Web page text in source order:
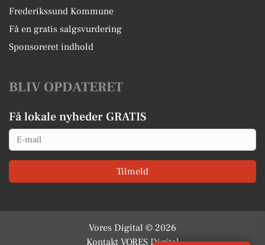
Frederikssund Kommune
Få en gratis salgsvurdering
Sponsoreret indhold
BLIV OPDATERET
Få lokale nyheder GRATIS
Email
Tilmeld
Vores Digital © 2026
Kontakt VORES Digital